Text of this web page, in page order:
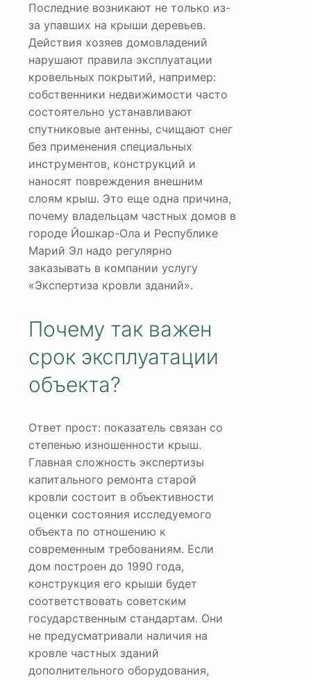
Последние возникают не только из-
за упавших на крыши деревьев.
Действия хозяев домовладений
нарушают правила эксплуатации
кровельных покрытий, например:
собственники недвижимости часто
состоятельно устанавливают
спутниковые антенны, счищают снег
без применения специальных
инструментов, конструкций и
наносят повреждения внешним
слоям крыш. Это еще одна причина,
почему владельцам частных домов в
городе Йошкар-Ола и Республике
Марий Эл надо регулярно
заказывать в компании услугу
«Экспертиза кровли зданий».
Почему так важен
срок эксплуатации
объекта?
Ответ прост: показатель связан со
степенью изношенности крыш.
Главная сложность экспертизы
капитального ремонта старой
кровли состоит в объективности
оценки состояния исследуемого
объекта по отношению к
современным требованиям. Если
дом построен до 1990 года,
конструкция его крыши будет
соответствовать советским
государственным стандартам. Они
не предусматривали наличия на
кровле частных зданий
дополнительного оборудования,